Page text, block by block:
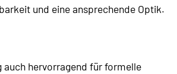
und eine ansprechende Optik.
hervorragend für formelle